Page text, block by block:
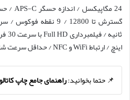
اینچ / ارتباط WiFi و NFC / حداقل سرعت شاتر 30 ثانیه
📌 حتما بخوانید:راهنمای جامع چاپ